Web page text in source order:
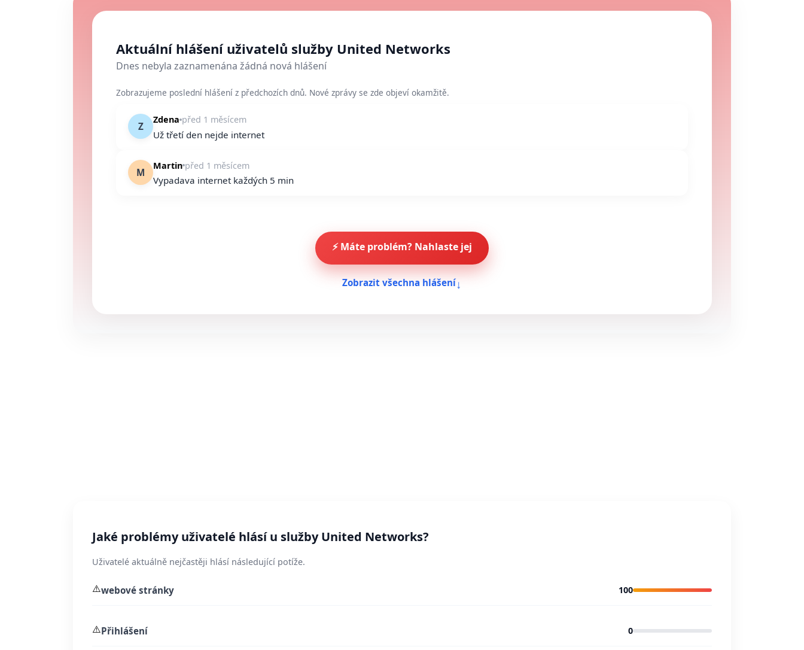
Aktuální hlášení uživatelů služby United Networks
Dnes nebyla zaznamenána žádná nová hlášení
Zobrazujeme poslední hlášení z předchozích dnů. Nové zprávy se zde objeví okamžitě.
Z
Zdena před 1 měsícem
Už třetí den nejde internet
M
Martin před 1 měsícem
Vypadava internet každých 5 min
⚡ Máte problém? Nahlaste jej
Zobrazit všechna hlášení ↓
Jaké problémy uživatelé hlásí u služby United Networks?
Uživatelé aktuálně nejčastěji hlásí následující potíže.
⚠️webové stránky 100
⚠️Přihlášení 0